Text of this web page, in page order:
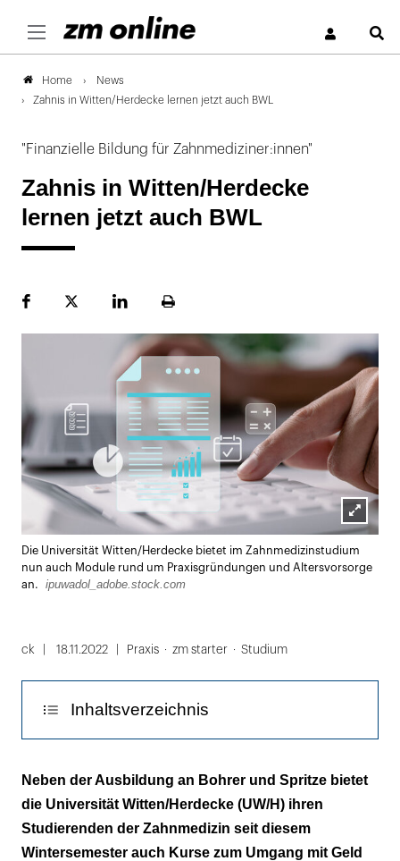
Home
News
Zahnis in Witten/Herdecke lernen jetzt auch BWL
"Finanzielle Bildung für Zahnmediziner:innen"
Zahnis in Witten/Herdecke
lernen jetzt auch BWL
FacebookPlattformLinekdInSeite
Lightbox
öffnen
Die Universität Witten/Herdecke bietet im Zahnmedizinstudium
nun auch Module rund um Praxisgründungen und Altersvorsorge
an.
ipuwadol_adobe.stock.com
ck 18.11.2022 Praxis zm starter Studium
Inhaltsverzeichnis
Von den BWL-Grundlagen bis zum
Businessplan
Neben der Ausbildung an Bohrer und Spritze bietet
die Universität Witten/Herdecke (UW/H) ihren
Studierenden der Zahnmedizin seit diesem
Wintersemester auch Kurse zum Umgang mit Geld